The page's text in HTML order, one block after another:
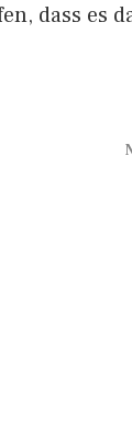
dass es